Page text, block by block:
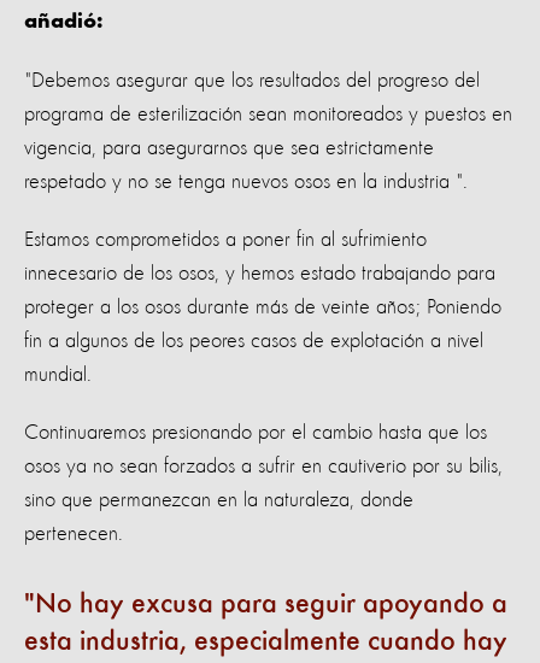
añadió:
"Debemos asegurar que los resultados del progreso del
programa de esterilización sean monitoreados y puestos en
vigencia, para asegurarnos que sea estrictamente
respetado y no se tenga nuevos osos en la industria ".
Estamos comprometidos a poner fin al sufrimiento
innecesario de los osos, y hemos estado trabajando para
proteger a los osos durante más de veinte años; Poniendo
fin a algunos de los peores casos de explotación a nivel
mundial.
Continuaremos presionando por el cambio hasta que los
osos ya no sean forzados a sufrir en cautiverio por su bilis,
sino que permanezcan en la naturaleza, donde
pertenecen.
No hay excusa para seguir apoyando a
esta industria, especialmente cuando hay